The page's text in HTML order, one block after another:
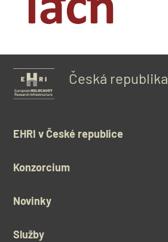
Česká republika
EHRI v České republice
Konzorcium
Novinky
Služby